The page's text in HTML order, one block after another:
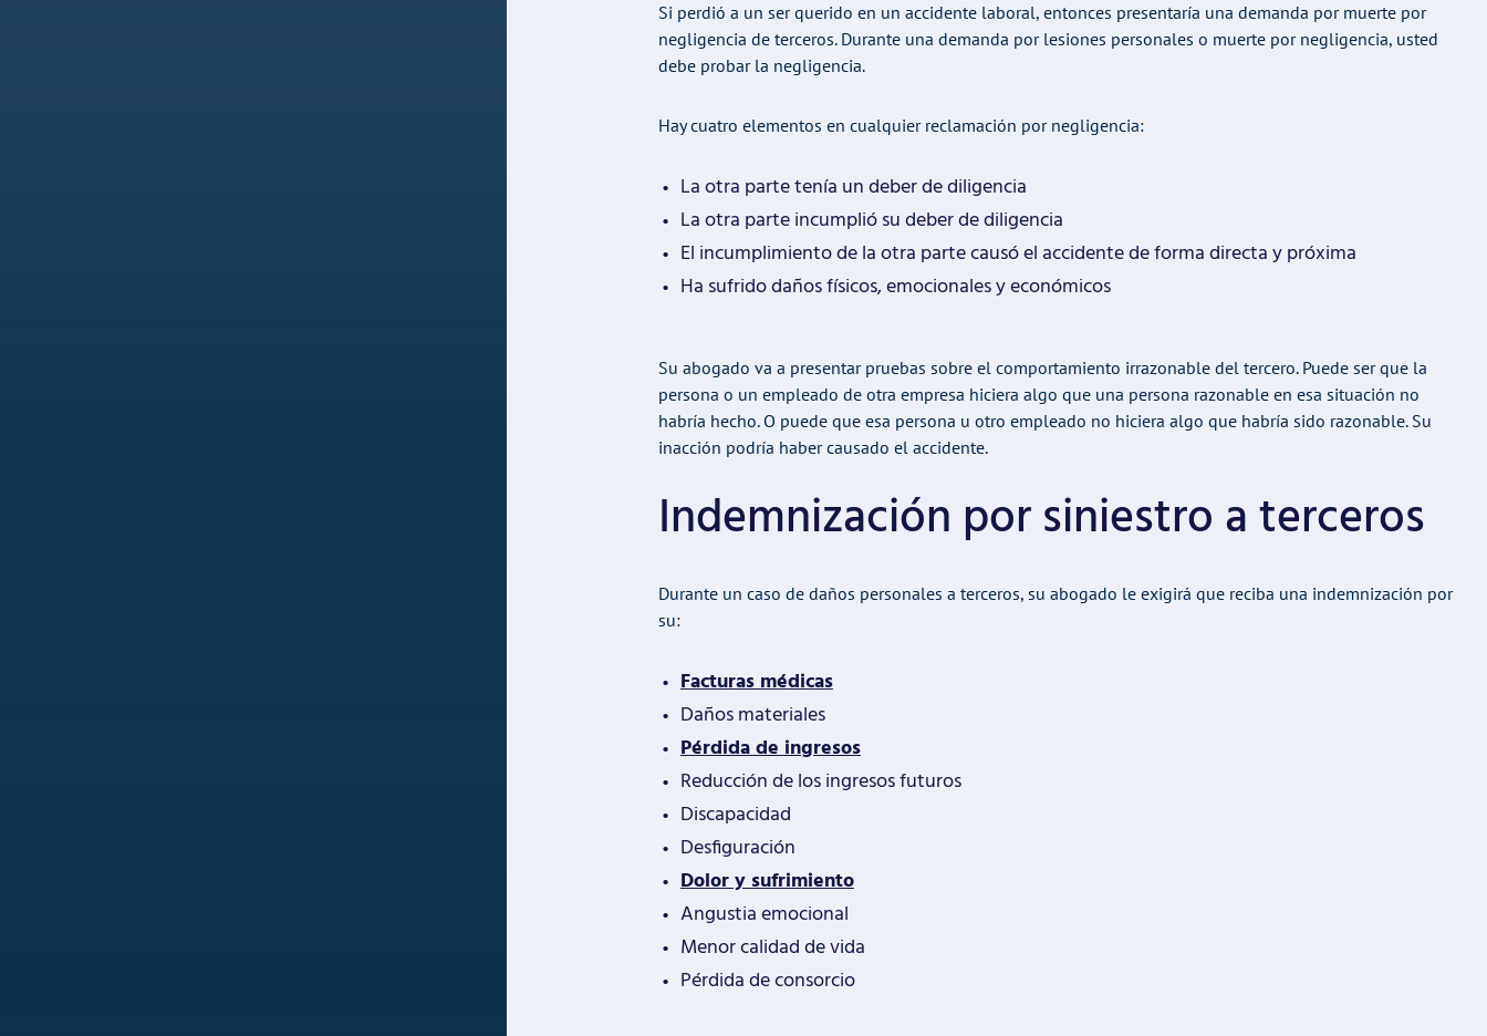
Si perdió a un ser querido en un accidente laboral, entonces presentaría una demanda por muerte por
negligencia de terceros. Durante una demanda por lesiones personales o muerte por negligencia, usted
debe probar la negligencia.
Hay cuatro elementos en cualquier reclamación por negligencia:
La otra parte tenía un deber de diligencia
La otra parte incumplió su deber de diligencia
El incumplimiento de la otra parte causó el accidente de forma directa y próxima
Ha sufrido daños físicos, emocionales y económicos
Su abogado va a presentar pruebas sobre el comportamiento irrazonable del tercero. Puede ser que la
persona o un empleado de otra empresa hiciera algo que una persona razonable en esa situación no
habría hecho. O puede que esa persona u otro empleado no hiciera algo que habría sido razonable. Su
inacción podría haber causado el accidente.
Indemnización por siniestro a terceros
Durante un caso de daños personales a terceros, su abogado le exigirá que reciba una indemnización por
su:
Facturas médicas
Daños materiales
Pérdida de ingresos
Reducción de los ingresos futuros
Discapacidad
Desfiguración
Dolor y sufrimiento
Angustia emocional
Menor calidad de vida
Pérdida de consorcio